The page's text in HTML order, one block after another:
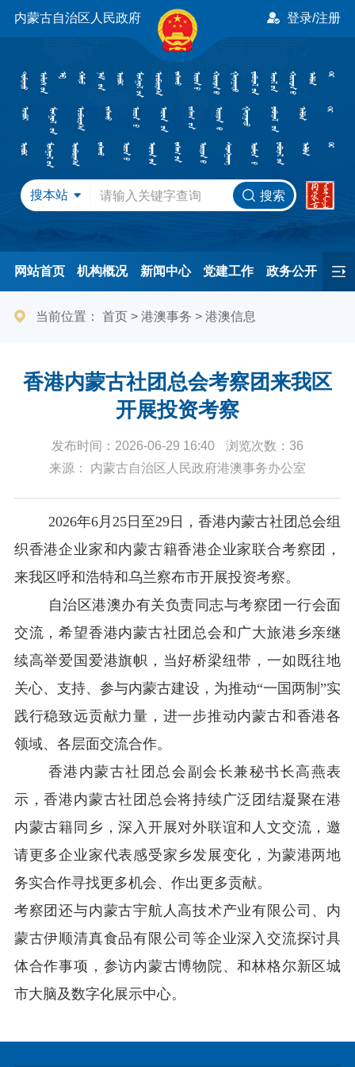
内蒙古自治区人民政府 登录/注册
搜本站 搜索
网站首页 机构概况 新闻中心 党建工作 政务公开
办事服务 民间友好 港澳事务 互动交流
当前位置： 首页> 港澳事务 > 港澳信息
香港内蒙古社团总会考察团来我区
开展投资考察
发布时间：2026-06-29 16:40
浏览次数：36
来源： 内蒙古自治区人民政府港澳事务办公室
2026年6月 25日至29日，香港内蒙古社团总会组
织香港企业家和内蒙古籍香港企业家联合考察团，
来我区呼和浩特和乌兰察布市开展投资考察。
自治区港澳办有关负责同志与考察团一行会面
交流，希望香港内蒙古社团总会和广大旅港乡亲继
续高举爱国爱港旗帜，当好桥梁纽带 ，一如既往地
关心、支持、参与内蒙古建设，为推动“一国两制”实
践行稳致远贡献力量，进一步推动内蒙古和香港各
领域、各层面交流合作。
香港内蒙古社团总会副会长兼秘书长高燕表
示，香港内蒙古社团总会将持续广泛团结凝聚在港
内蒙古籍同乡，深入开展对外联谊和 人文交流，邀
请更多企业家代表感受家乡发展变化 ，为蒙港两地
务实合作寻找更多机会、作出更多贡献。
考察团还与内蒙古宇航人高技术产业有限公司、内
蒙古伊顺清真食品有限公司等企业深入交流探讨具
体合作事项，参访内蒙古博物院、和林格尔新区城
市大脑及数字化展示中心。